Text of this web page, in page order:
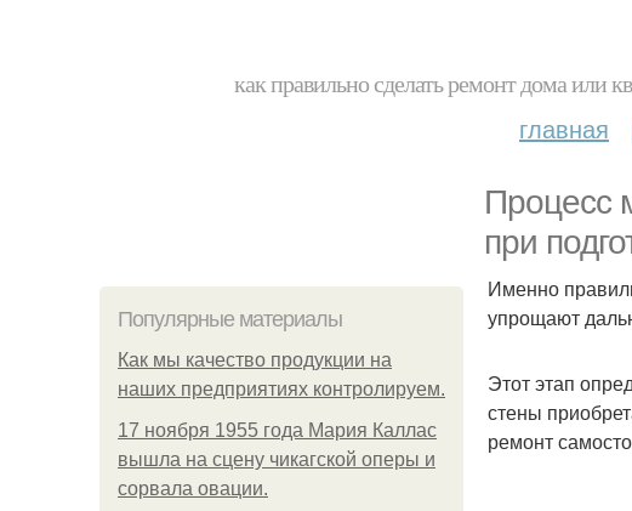
как правильно сделать ремонт дома или
главная
Процесс
при
Популярные материалы
Как мы качество продукции на
наших предприятиях контролируем.
17 ноября 1955 года Мария Каллас
вышла на сцену чикагской оперы и
сорвала овации.
Именно
упрощают
Этот этап
стены
ремонт